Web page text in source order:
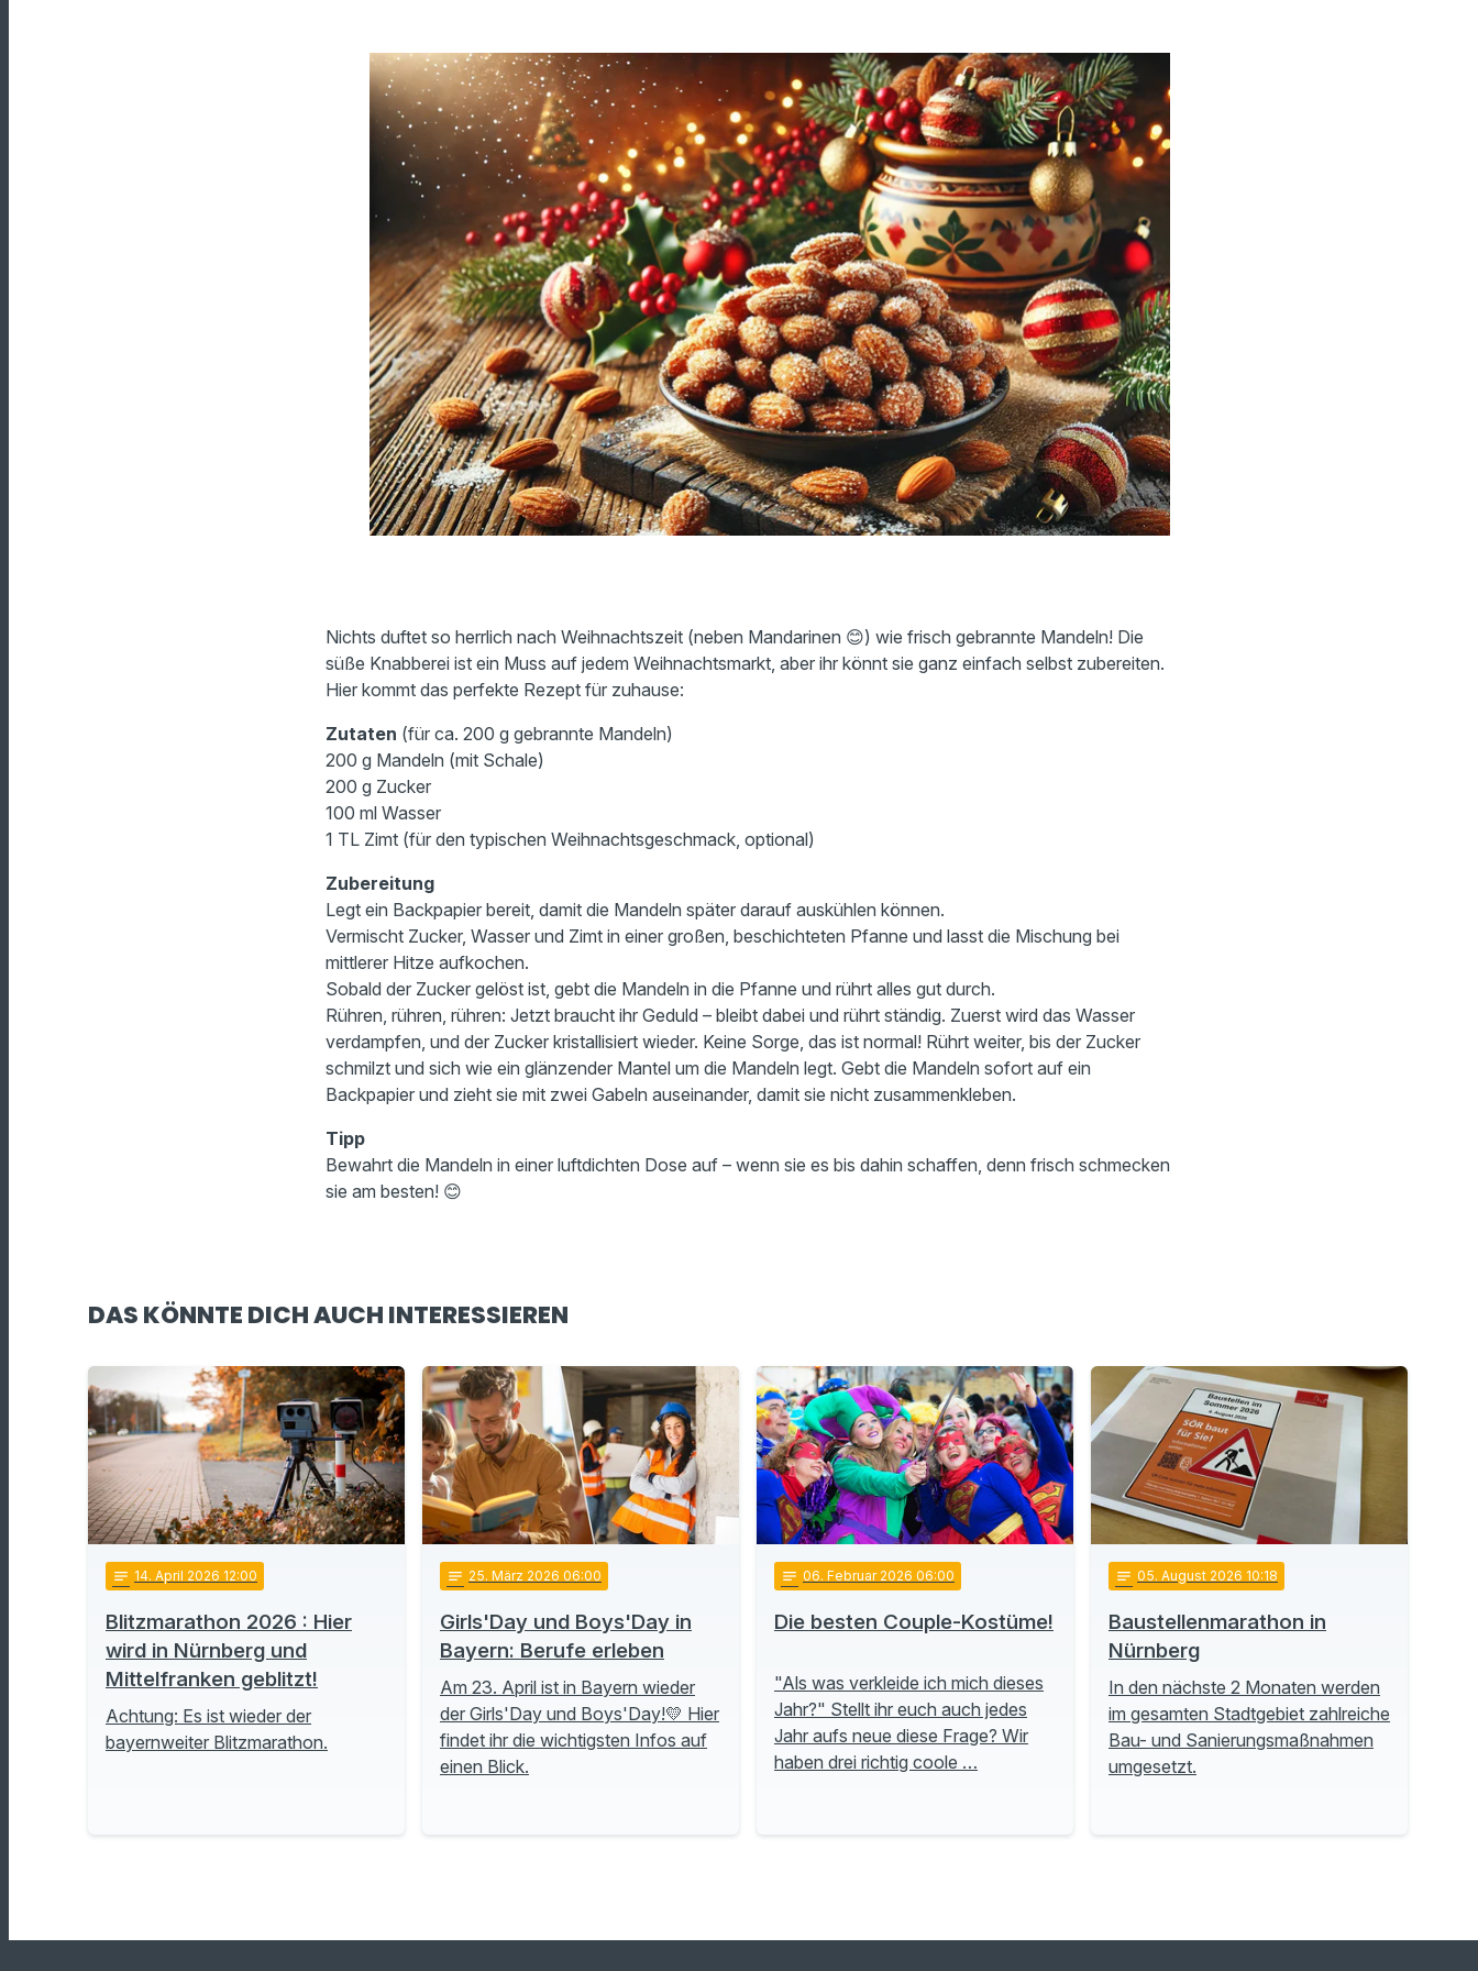
Nichts duftet so herrlich nach Weihnachtszeit (neben Mandarinen 😊) wie frisch gebrannte Mandeln! Die
süße Knabberei ist ein Muss auf jedem Weihnachtsmarkt, aber ihr könnt sie ganz einfach selbst zubereiten.
Hier kommt das perfekte Rezept für zuhause:
Zutaten (für ca. 200 g gebrannte Mandeln)
200 g Mandeln (mit Schale)
200 g Zucker
100 ml Wasser
1 TL Zimt (für den typischen Weihnachtsgeschmack, optional)
Zubereitung
Legt ein Backpapier bereit, damit die Mandeln später darauf auskühlen können.
Vermischt Zucker, Wasser und Zimt in einer großen, beschichteten Pfanne und lasst die Mischung bei
mittlerer Hitze aufkochen.
Sobald der Zucker gelöst ist, gebt die Mandeln in die Pfanne und rührt alles gut durch.
Rühren, rühren, rühren: Jetzt braucht ihr Geduld – bleibt dabei und rührt ständig. Zuerst wird das Wasser
verdampfen, und der Zucker kristallisiert wieder. Keine Sorge, das ist normal! Rührt weiter, bis der Zucker
schmilzt und sich wie ein glänzender Mantel um die Mandeln legt. Gebt die Mandeln sofort auf ein
Backpapier und zieht sie mit zwei Gabeln auseinander, damit sie nicht zusammenkleben.
Tipp
Bewahrt die Mandeln in einer luftdichten Dose auf – wenn sie es bis dahin schaffen, denn frisch schmecken
sie am besten! 😊
DAS KÖNNTE DICH AUCH INTERESSIEREN
notes 14. April 2026 12:00
Blitzmarathon 2026 : Hier
wird in Nürnberg und
Mittelfranken geblitzt!
Achtung: Es ist wieder der
bayernweiter Blitzmarathon.
notes 25. März 2026 06:00
Girls'Day und Boys'Day in
Bayern: Berufe erleben
Am 23. April ist in Bayern wieder
der Girls'Day und Boys'Day!💛 Hier
findet ihr die wichtigsten Infos auf
einen Blick.
notes 06. Februar 2026 06:00
Die besten Couple-Kostüme!
"Als was verkleide ich mich dieses
Jahr?" Stellt ihr euch auch jedes
Jahr aufs neue diese Frage? Wir
haben drei richtig coole …
notes 05. August 2026 10:18
Baustellenmarathon in
Nürnberg
In den nächste 2 Monaten werden
im gesamten Stadtgebiet zahlreiche
Bau- und Sanierungsmaßnahmen
umgesetzt.